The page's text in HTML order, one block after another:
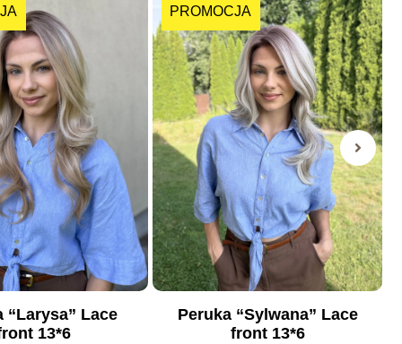
“Larysa” Lace
13*6
PROMOCJA
Peruka “Sylwana” Lace
front 13*6